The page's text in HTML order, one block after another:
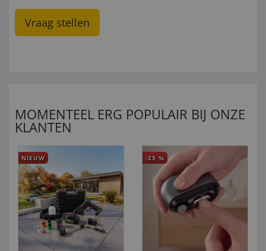
Vraag stellen
MOMENTEEL ERG POPULAIR BIJ ONZE
KLANTEN
NIEUW -25 %